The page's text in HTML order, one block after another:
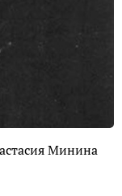
Минина